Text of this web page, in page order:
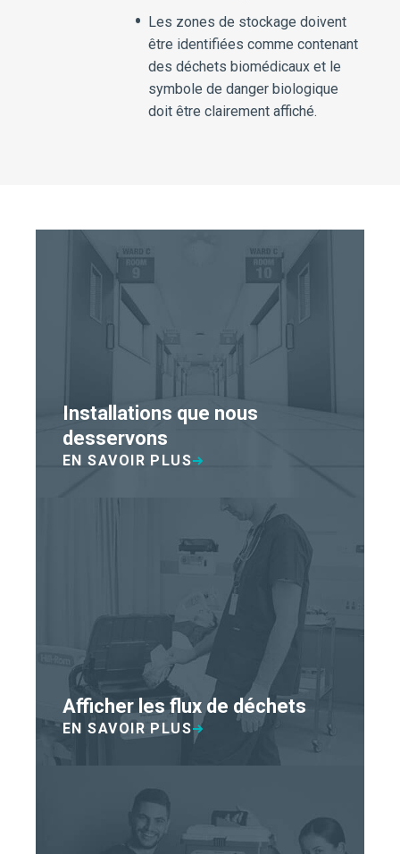
Les zones de stockage doivent
être identifiées comme contenant
des déchets biomédicaux et le
symbole de danger biologique
doit être clairement affiché.
Installations que nous
desservons
EN SAVOIR PLUS
Afficher les flux de déchets
EN SAVOIR PLUS